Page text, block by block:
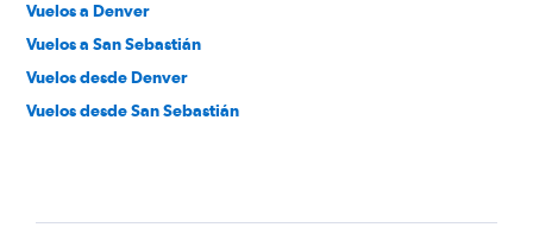
Vuelos a Denver
Vuelos a San Sebastián
Vuelos desde Denver
Vuelos desde San Sebastián